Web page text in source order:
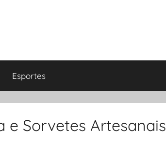
Esportes
e Sorvetes Artesanais